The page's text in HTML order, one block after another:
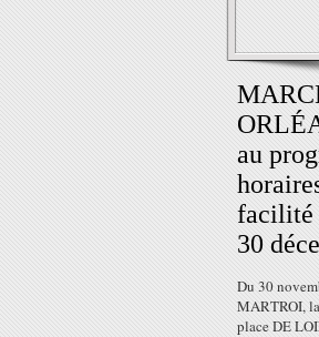
au
facilité
30
Du 30
MARTROI,
place DE